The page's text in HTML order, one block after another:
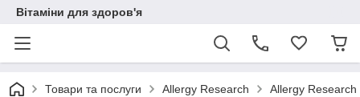
Вітаміни для здоров'я
Товари та послуги Allergy Research Allergy Research